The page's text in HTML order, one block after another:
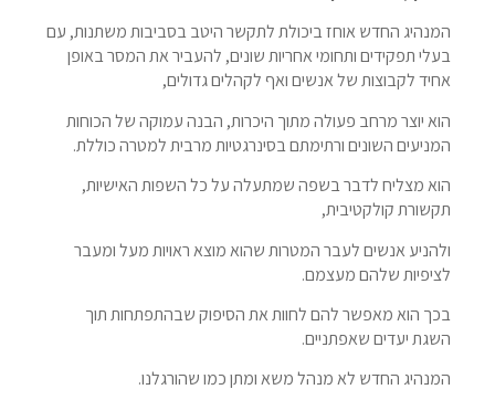
המנהיג החדש אוחז ביכולת לתקשר היטב בסביבות משתנות, עם
בעלי תפקידים ותחומי אחריות שונים, להעביר את המסר באופן
אחיד לקבוצות של אנשים ואף לקהלים גדולים,
הוא יוצר מרחב פעולה מתוך היכרות, הבנה עמוקה של הכוחות
המניעים השונים ורתימתם בסינרגטיות מרבית למטרה כוללת.
הוא מצליח לדבר בשפה שמתעלה על כל השפות האישיות,
תקשורת קולקטיבית,
ולהניע אנשים לעבר המטרות שהוא מוצא ראויות מעל ומעבר
לציפיות שלהם מעצמם.
בכך הוא מאפשר להם לחוות את הסיפוק שבהתפתחות תוך
השגת יעדים שאפתניים.
המנהיג החדש לא מנהל משא ומתן כמו שהורגלנו.